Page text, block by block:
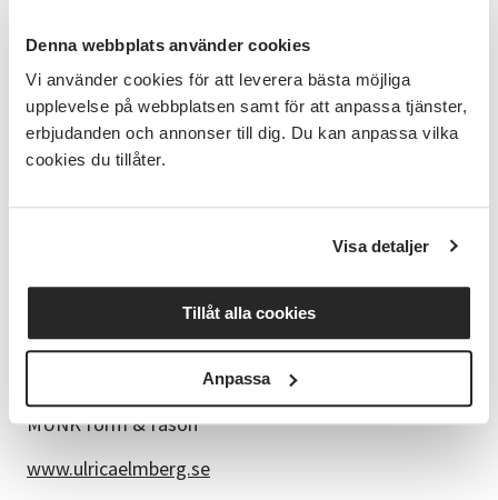
Denna webbplats använder cookies
Vi använder cookies för att leverera bästa möjliga
upplevelse på webbplatsen samt för att anpassa tjänster,
erbjudanden och annonser till dig. Du kan anpassa vilka
cookies du tillåter.
Visa detaljer
Tillåt alla cookies
Anpassa
Tillfälle 1, skapande 6 oktober, kl.17.15-19.30
Tillfälle 2, skapande 13 oktober, kl.17.15-19.30
Tillfälle 3, skapande 20 oktober, kl.17.15-19.30
Tillfälle 4, glasering 27 oktober, kl.17.15-19.30
Material
I priset ingår lera, glasering, skröjbränning och
veckor senare i Sävedalens verkstad.
Kursledare
MUNK form & fason
www.ulricaelmberg.se